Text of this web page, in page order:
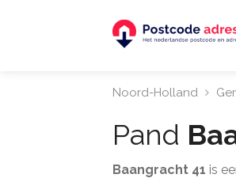
Noord-Holland
Pand
Baangracht 41 is